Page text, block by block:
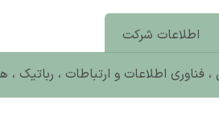
اطلاعات شرکت
، فناوری اطلاعات و ارتباطات ،